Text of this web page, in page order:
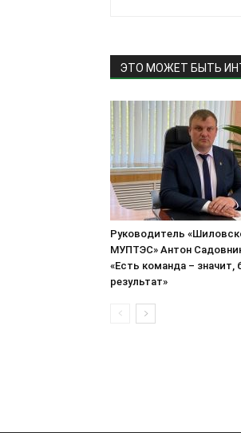
ЭТО МОЖЕТ БЫТЬ
Руководитель
МУПТЭС» Антон
«Есть команда – значит,
результат»